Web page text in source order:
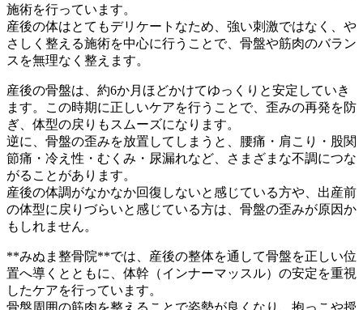
施術を行っています。
産後の体はとてもデリケートなため、強い刺激ではなく、や
さしく整える施術を中心に行うことで、骨盤や筋肉のバラン
スを無理なく整えます。
産後の骨盤は、約6か月ほどかけてゆっくりと安定していき
ます。この時期に正しいケアを行うことで、歪みの再発を防
ぎ、体型の戻りもスムーズになります。
逆に、骨盤の歪みを放置してしまうと、腰痛・肩こり・股関
節痛・冷え性・むくみ・尿漏れなど、さまざまな不調につな
がることがあります。
産後の体調がなかなか回復しないと感じている方や、出産前
の体型に戻りづらいと感じている方は、骨盤の歪みが原因か
もしれません。
**みぬま整骨院**では、産後の整体を通して骨盤を正しい位
置へ導くとともに、体幹（インナーマッスル）の安定を重視
したケアを行っています。
骨盤周囲の筋肉を整えることで姿勢が良くなり、抱っこや授